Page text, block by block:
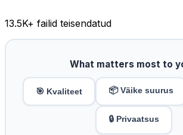
13.5K+ failid teisendatud
What matters most to
🎯 Kvaliteet 📦 Väike suurus
🔒 Privaatsus